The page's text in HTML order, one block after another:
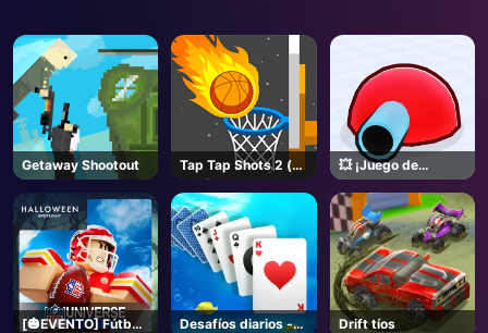
Getaway Shootout
Tap Tap Shots 2 (en
inglés)
💥 ¡Juego de
tanques! - Roblox
[🎃EVENTO] Fútbol
Desafíos diarios -
Drift tíos